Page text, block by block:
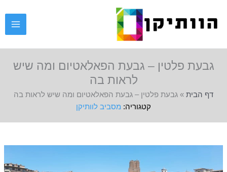
גבעת פלטין – גבעת הפאלאטיום ומה שיש
לראות בה
דף הבית » גבעת פלטין – גבעת הפאלאטיום ומה שיש לראות בה
מסביב לוותיקן